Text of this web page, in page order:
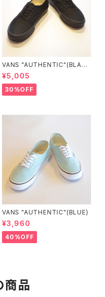
VANS "AUTHENTIC"(BLAC
K/BLACK)
¥5,005
30%OFF
VANS "AUTHENTIC"(BLUE)
¥3,960
40%OFF
商品